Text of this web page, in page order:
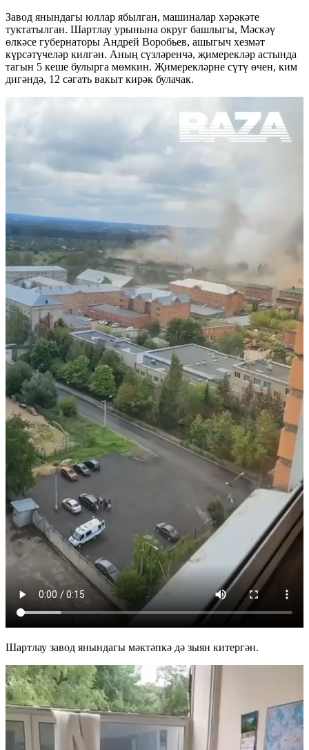
Завод янындагы юллар ябылган, машиналар хәрәкәте
туктатылган. Шартлау урынына округ башлыгы, Мәскәү
өлкәсе губернаторы Андрей Воробьев, ашыгыч хезмәт
күрсәтүчеләр килгән. Аның сүзләренчә, җимерекләр астында
тагын 5 кеше булырга мөмкин. Җимерекләрне сүтү өчен, ким
дигәндә, 12 сәгать вакыт кирәк булачак.
Шартлау завод янындагы мәктәпкә дә зыян китергән.